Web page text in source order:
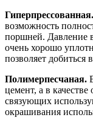
Гиперпрессованная.
возможность
поршней. Давление
очень хорошо
позволяет добиться
Полимерпесчаная.
цемент, а в
связующих
окрашивания